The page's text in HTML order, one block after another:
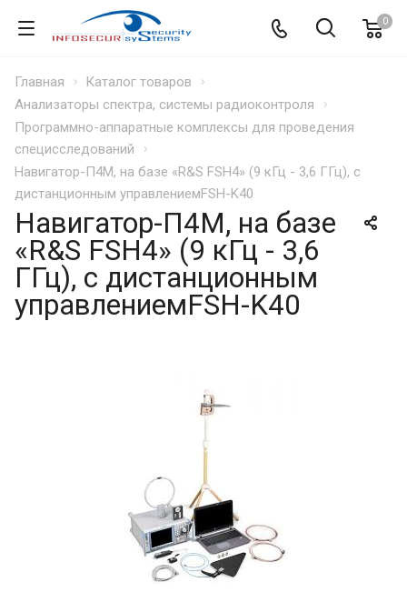
0
Главная
Каталог товаров
Анализаторы спектра, системы радиоконтроля
Программно-аппаратные комплексы для проведения
специсследований
Навигатор-П4М, на базе «R&S FSH4» (9 кГц - 3,6 ГГц), с
дистанционным управлениемFSH-K40
Навигатор-П4М, на базе
«R&S FSH4» (9 кГц - 3,6
ГГц), с дистанционным
управлениемFSH-K40